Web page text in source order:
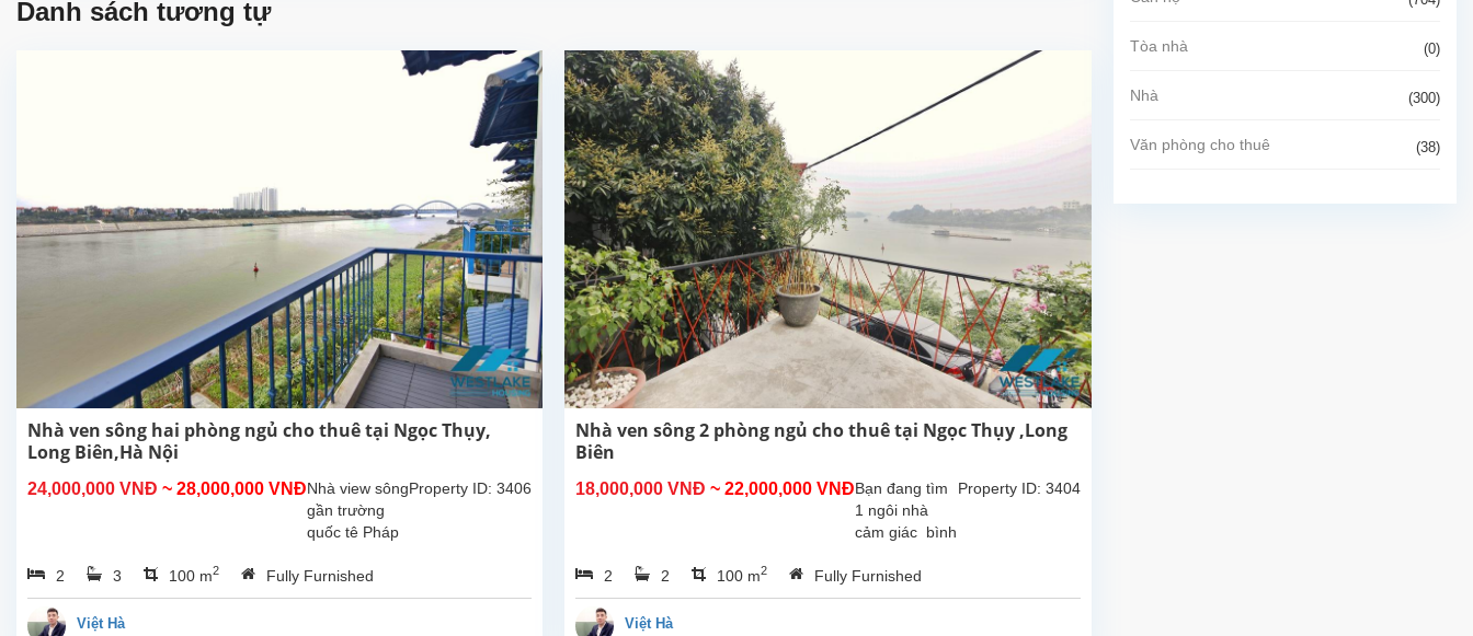
Danh sách tương tự
Nhà ven sông hai phòng ngủ cho thuê tại Ngọc Thụy,
Long Biên,Hà Nội
24,000,000 VNĐ ~ 28,000,000 VNĐ Property ID: 3406
Nhà view sông
gần trường
quốc tê Pháp
tích nhà + sân
vườn 100m2,
2 3 100 m2 Fully Furnished
Việt Hà
Nhà ven sông 2 phòng ngủ cho thuê tại Ngọc Thụy ,Long
Biên
18,000,000 VNĐ ~ 22,000,000 VNĐ Property ID: 3404
Bạn đang tìm
1 ngôi nhà
cảm giác bình
vùng quê
sông nước tại
2 2 100 m2 Fully Furnished
Việt Hà
Tòa nhà (0)
Nhà (300)
Văn phòng cho thuê (38)